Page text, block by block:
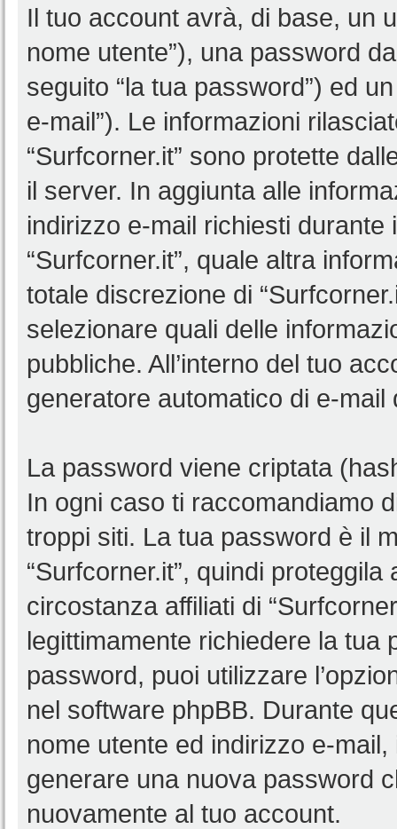
Il tuo account avrà, di base, un
nome utente”), una password
seguito “la tua password”) ed
e-mail”). Le informazioni
“Surfcorner.it” sono protette
il server. In aggiunta alle
indirizzo e-mail richiesti
“Surfcorner.it”, quale altra
totale discrezione di
selezionare quali delle
pubbliche. All’interno del tuo
generatore automatico di e-mail
La password viene criptata
In ogni caso ti raccomandiamo
troppi siti. La tua password è il
“Surfcorner.it”, quindi
circostanza affiliati di
legittimamente richiedere la tua
password, puoi utilizzare
nel software phpBB. Durante
nome utente ed indirizzo e-
generare una nuova password
nuovamente al tuo account.